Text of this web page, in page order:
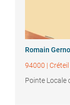
Romain Gerno
94000 | Créteil
Pointe Locale